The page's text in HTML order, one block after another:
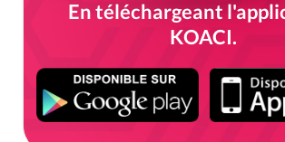
En téléchargeant
KOACI.